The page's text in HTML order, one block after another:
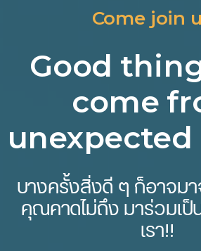
Come join
Good
come
บางครั้งสิ่งดี ๆ ก็อาจม
คุณคาดไม่ถึง มาร่วมเ
เรา!!